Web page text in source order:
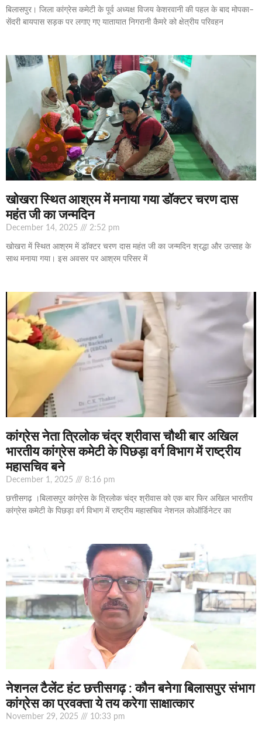
बिलासपुर। जिला कांग्रेस कमेटी के पूर्व अध्यक्ष विजय केशरवानी की पहल के बाद मोपका–
सेंदरी बायपास सड़क पर लगाए गए यातायात निगरानी कैमरे को क्षेत्रीय परिवहन
खोखरा स्थित आश्रम में मनाया गया डॉक्टर चरण दास
महंत जी का जन्मदिन
December 14, 2025 2:52 pm
खोखरा में स्थित आश्रम में डॉक्टर चरण दास महंत जी का जन्मदिन श्रद्धा और उत्साह के
साथ मनाया गया। इस अवसर पर आश्रम परिसर में
कांग्रेस नेता त्रिलोक चंद्र श्रीवास चौथी बार अखिल
भारतीय कांग्रेस कमेटी के पिछड़ा वर्ग विभाग में राष्ट्रीय
महासचिव बने
December 1, 2025 8:16 pm
छत्तीसगढ़ ।बिलासपुर कांग्रेस के त्रिलोक चंद्र श्रीवास को एक बार फिर अखिल भारतीय
कांग्रेस कमेटी के पिछड़ा वर्ग विभाग में राष्ट्रीय महासचिव नेशनल कोऑर्डिनेटर का
नेशनल टैलेंट हंट छत्तीसगढ़ : कौन बनेगा बिलासपुर संभाग
कांग्रेस का प्रवक्ता ये तय करेगा साक्षात्कार
November 29, 2025 10:33 pm